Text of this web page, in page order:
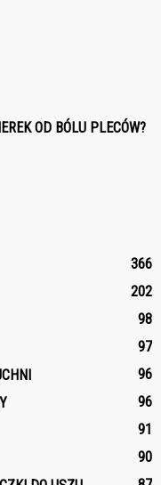
OD BÓLU PLECÓW?
366
202
98
97
96
96
91
90